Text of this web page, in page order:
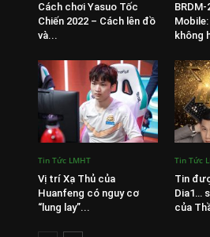
Cách chơi Yasuo Tốc
Chiến 2022 – Cách lên đồ
và...
không
Tin Tức LMHT
Vị trí Xạ Thủ của
Huanfeng có nguy cơ
“lung lay”...
Tin Tức
Tin
Dia1…
của